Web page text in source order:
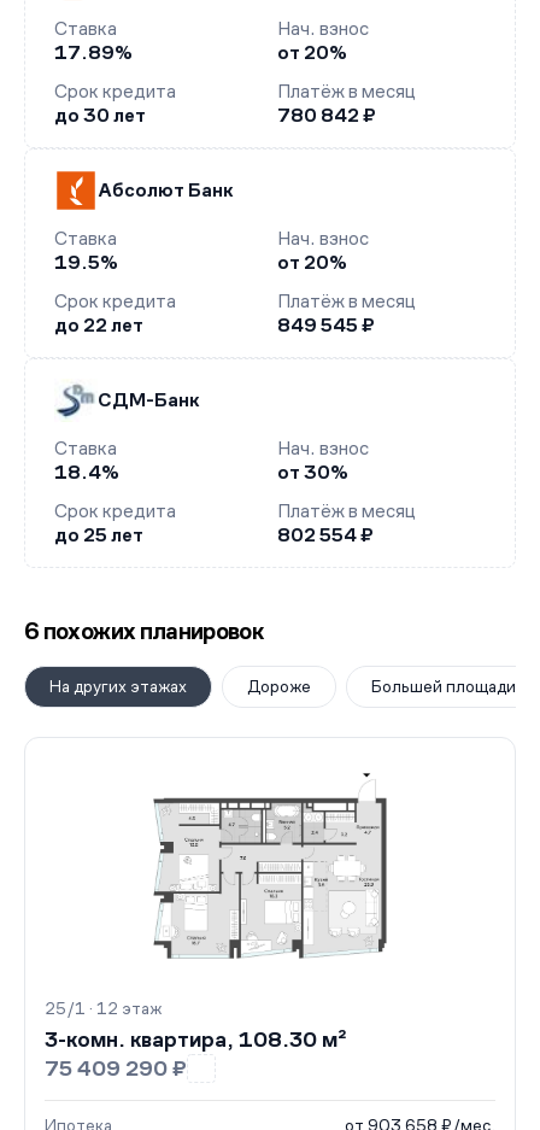
Ставка
17.89%
Нач. взнос
от 20%
Срок кредита
до 30 лет
Платёж в месяц
780 842 ₽
Абсолют Банк
Ставка
19.5%
Нач. взнос
от 20%
Срок кредита
до 22 лет
Платёж в месяц
849 545 ₽
СДМ-Банк
Ставка
18.4%
Нач. взнос
от 30%
Срок кредита
до 25 лет
Платёж в месяц
802 554 ₽
6 похожих планировок
На других этажах Дороже Большей площади
25/1 · 12 этаж
3-комн. квартира, 108.30 м²
75 409 290 ₽
Ипотека от 903 658 ₽/мес.